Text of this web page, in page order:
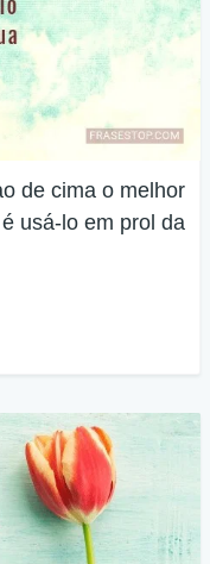
de cima o melhor
usá-lo em prol da